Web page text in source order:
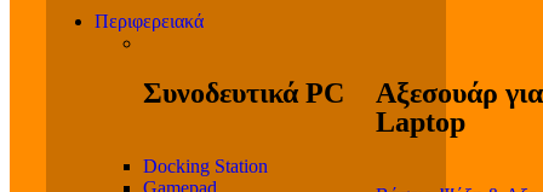
Περιφερειακά
Συνοδευτικά PC
Docking Station
Αξεσουάρ για
Laptop